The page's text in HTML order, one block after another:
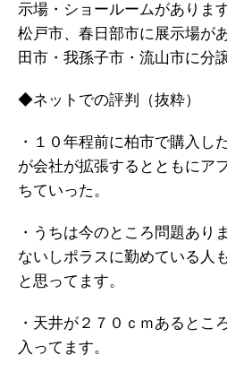
示場・ショールームがありま
松戸市、春日部市に展示場が
田市・我孫子市・流山市に分
◆ネットでの評判（抜粋）
・１０年程前に柏市で購入し
が会社が拡張するとともにア
ちていった。
・うちは今のところ問題あり
ないしポラスに勤めている人
と思ってます。
・天井が２７０ｃｍあるとこ
入ってます。